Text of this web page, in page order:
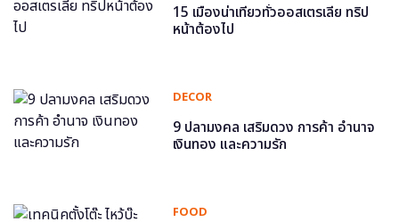
15 เมืองน่าเที่ยวทั่วออสเตรเลีย ทริป
หน้าต้องไป
DECOR
9 ปลามงคล เสริมดวง การค้า อำนาจ
เงินทอง และความรัก
FOOD